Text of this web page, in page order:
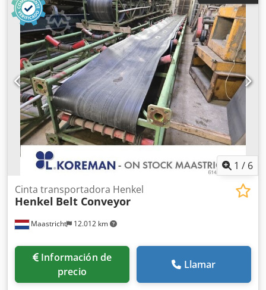
1 / 6
Maastricht 12.012 km
Cinta transportadora Henkel
Henkel Belt Conveyor
Información de
precio
Llamar